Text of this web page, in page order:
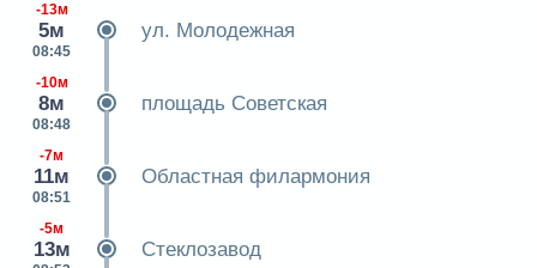
-13м
5м
08:45
ул. Молодежная
-10м
8м
08:48
площадь Советская
-7м
11м
08:51
Областная филармония
-5м
13м Стеклозавод